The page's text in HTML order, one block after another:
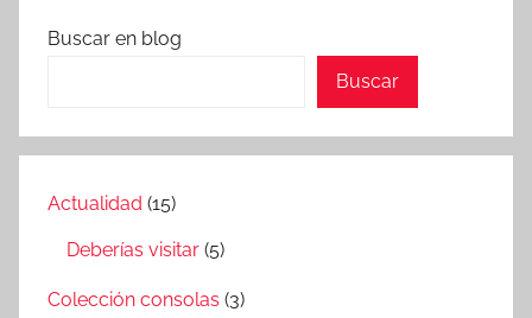
Buscar en blog
Buscar
Actualidad (15)
Deberías visitar (5)
Colección consolas (3)